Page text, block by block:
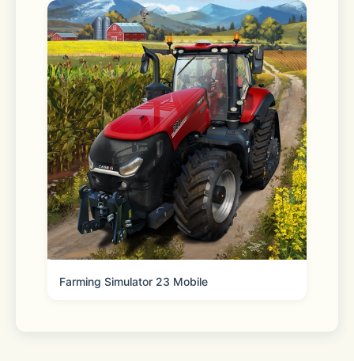
Farming Simulator 23 Mobile